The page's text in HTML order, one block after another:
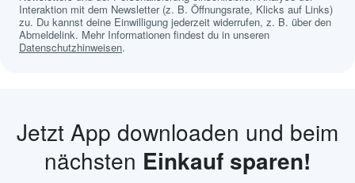
Interaktion mit dem Newsletter (z. B. Öffnungsrate, Klicks auf Links)
zu. Du kannst deine Einwilligung jederzeit widerrufen, z. B. über den
Abmeldelink. Mehr Informationen findest du in unseren
Datenschutzhinweisen.
Jetzt App downloaden und beim
nächsten Einkauf sparen!